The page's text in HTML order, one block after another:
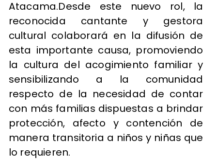
Atacama.Desde este nuevo rol, la
reconocida cantante y gestora
cultural colaborará en la difusión de
esta importante causa, promoviendo
la cultura del acogimiento familiar y
sensibilizando a la comunidad
respecto de la necesidad de contar
con más familias dispuestas a brindar
protección, afecto y contención de
manera transitoria a niños y niñas que
lo requieren.